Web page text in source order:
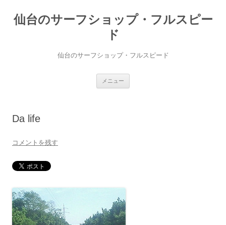
仙台のサーフショップ・フルスピー
ド
仙台のサーフショップ・フルスピード
メニュー
Da life
コメントを残す